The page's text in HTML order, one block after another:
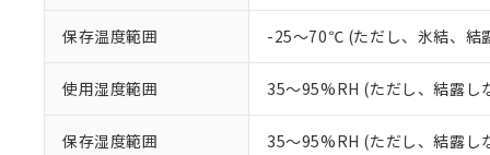
保存温度範囲 -25～70℃ (ただし、氷結、結
使用湿度範囲 35～95%RH (ただし、結露し
保存湿度範囲 35～95%RH (ただし、結露し
正式な納期
当社販売員
オムロン制御
在庫状況お
す。
フタル酸エステル類の
※2 対応予定月
部品在庫の切り替
DEHP(フタル酸ビス(2-
※2 環境保護使
「ｅ」：有害物質
当社は貴社
置等に一切使
また当社は
たしません。
○ 一定数
△ 一定数
－
在庫な
機器販